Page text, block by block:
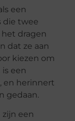
een
die twee
dragen
dat ze aan
kiezen om
een
en herinnert
gedaan.
een